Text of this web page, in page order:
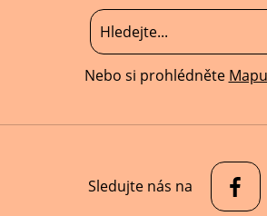
Nebo si prohlédněte
Sledujte nás na